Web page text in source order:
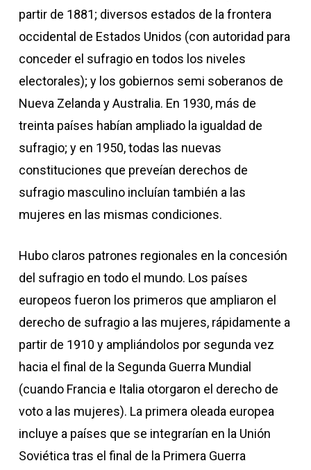
partir de 1881; diversos estados de la frontera
occidental de Estados Unidos (con autoridad para
conceder el sufragio en todos los niveles
electorales); y los gobiernos semi soberanos de
Nueva Zelanda y Australia. En 1930, más de
treinta países habían ampliado la igualdad de
sufragio; y en 1950, todas las nuevas
constituciones que preveían derechos de
sufragio masculino incluían también a las
mujeres en las mismas condiciones.
Hubo claros patrones regionales en la concesión
del sufragio en todo el mundo. Los países
europeos fueron los primeros que ampliaron el
derecho de sufragio a las mujeres, rápidamente a
partir de 1910 y ampliándolos por segunda vez
hacia el final de la Segunda Guerra Mundial
(cuando Francia e Italia otorgaron el derecho de
voto a las mujeres). La primera oleada europea
incluye a países que se integrarían en la Unión
Soviética tras el final de la Primera Guerra